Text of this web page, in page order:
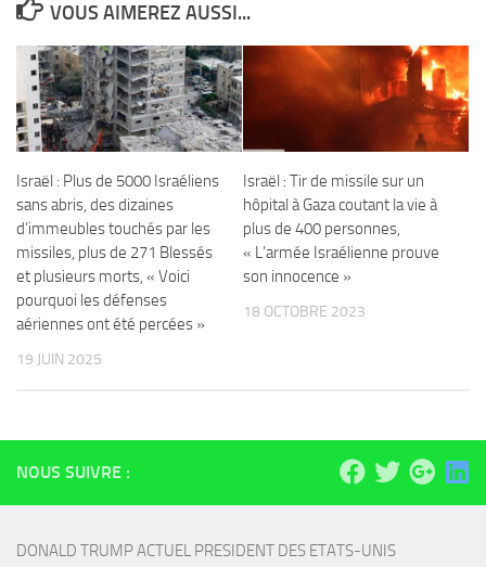
VOUS AIMEREZ AUSSI...
Israël : Plus de 5000 Israéliens
sans abris, des dizaines
d’immeubles touchés par les
missiles, plus de 271 Blessés
et plusieurs morts, « Voici
pourquoi les défenses
aériennes ont été percées »
19 JUIN 2025
Israël : Tir de missile sur un
hôpital à Gaza coutant la vie à
plus de 400 personnes,
« L’armée Israélienne prouve
son innocence »
18 OCTOBRE 2023
NOUS SUIVRE :
DONALD TRUMP ACTUEL PRESIDENT DES ETATS-UNIS